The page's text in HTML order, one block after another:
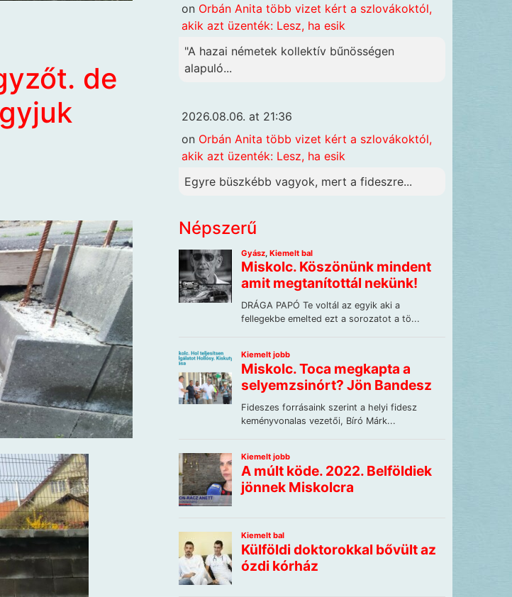
de
on Orbán Anita több vizet kért a szlovákoktól,
akik azt üzenték: Lesz, ha esik
"A hazai németek kollektív bűnösségen
alapuló...
2026.08.06. at 21:36
on Orbán Anita több vizet kért a szlovákoktól,
akik azt üzenték: Lesz, ha esik
Egyre büszkébb vagyok, mert a fideszre...
Népszerű